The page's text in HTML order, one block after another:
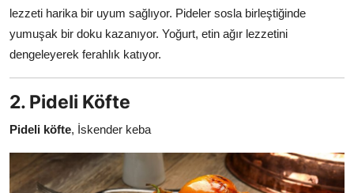
lezzeti harika bir uyum sağlıyor. Pideler sosla birleştiğinde
yumuşak bir doku kazanıyor. Yoğurt, etin ağır lezzetini
dengeleyerek ferahlık katıyor.
2. Pideli Köfte
Pideli köfte, İskender keba